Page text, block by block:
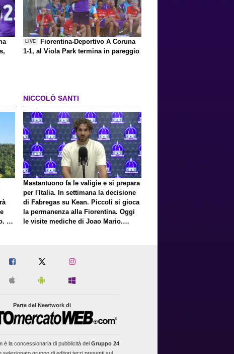
LIVE
Fiorentina-Deportivo A Coruna
1-1, al Viola Park termina in pareggio
E
NICCOLÒ SANTI
Mastantuono fa le valigie e si prepara
per l'Italia. In settimana la decisione
di Fabregas su Kean. Piccoli si gioca
la permanenza alla Fiorentina. Oggi
le visite mediche di Joao Mario.
Parte del Newtwork di
è la concessionaria di pubblicità del Gruppo 24